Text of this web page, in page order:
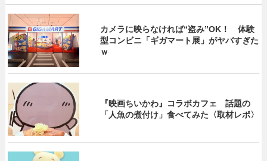
カメラに映らなければ“盗み”OK！ 体験
型コンビニ「ギガマート展」がヤバすぎた
ｗ
『映画ちいかわ』コラボカフェ 話題の
「人魚の煮付け」食べてみた〈取材レポ〉